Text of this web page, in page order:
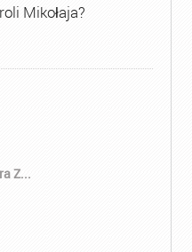
Mikołaja?
Z...